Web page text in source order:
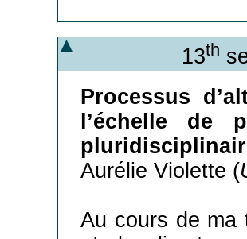
13th
Processus
l’échelle de
Aurélie Violette (
Au cours de ma